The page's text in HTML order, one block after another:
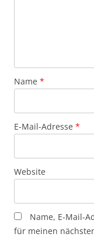
Name *
E-Mail-Adresse *
Website
Name, E-Mail-
für meinen